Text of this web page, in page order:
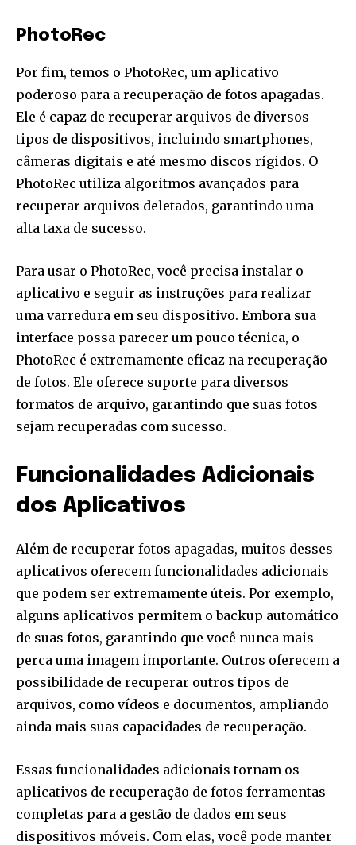
PhotoRec
Por fim, temos o PhotoRec, um aplicativo
poderoso para a recuperação de fotos apagadas.
Ele é capaz de recuperar arquivos de diversos
tipos de dispositivos, incluindo smartphones,
câmeras digitais e até mesmo discos rígidos. O
PhotoRec utiliza algoritmos avançados para
recuperar arquivos deletados, garantindo uma
alta taxa de sucesso.
Para usar o PhotoRec, você precisa instalar o
aplicativo e seguir as instruções para realizar
uma varredura em seu dispositivo. Embora sua
interface possa parecer um pouco técnica, o
PhotoRec é extremamente eficaz na recuperação
de fotos. Ele oferece suporte para diversos
formatos de arquivo, garantindo que suas fotos
sejam recuperadas com sucesso.
Funcionalidades Adicionais
dos Aplicativos
Além de recuperar fotos apagadas, muitos desses
aplicativos oferecem funcionalidades adicionais
que podem ser extremamente úteis. Por exemplo,
alguns aplicativos permitem o backup automático
de suas fotos, garantindo que você nunca mais
perca uma imagem importante. Outros oferecem a
possibilidade de recuperar outros tipos de
arquivos, como vídeos e documentos, ampliando
ainda mais suas capacidades de recuperação.
Essas funcionalidades adicionais tornam os
aplicativos de recuperação de fotos ferramentas
completas para a gestão de dados em seus
dispositivos móveis. Com elas, você pode manter